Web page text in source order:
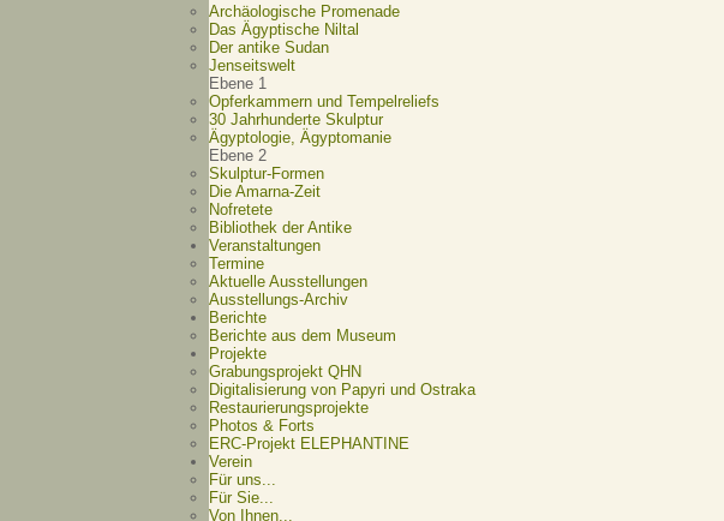
Archäologische Promenade
Das Ägyptische Niltal
Der antike Sudan
Jenseitswelt
Ebene 1
Opferkammern und Tempelreliefs
30 Jahrhunderte Skulptur
Ägyptologie, Ägyptomanie
Ebene 2
Skulptur-Formen
Die Amarna-Zeit
Nofretete
Bibliothek der Antike
Veranstaltungen
Termine
Aktuelle Ausstellungen
Ausstellungs-Archiv
Berichte
Berichte aus dem Museum
Projekte
Grabungsprojekt QHN
Digitalisierung von Papyri und Ostraka
Restaurierungsprojekte
Photos & Forts
ERC-Projekt ELEPHANTINE
Verein
Für uns...
Für Sie...
Von Ihnen...